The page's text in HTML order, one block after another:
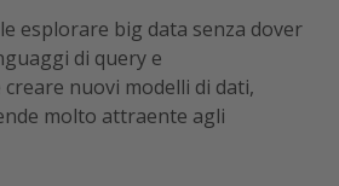
esplorare big data senza dover
di query e
nuovi modelli di dati,
molto attraente agli